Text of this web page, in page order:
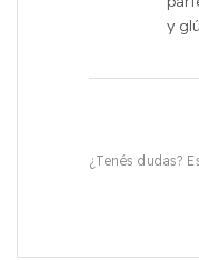
y
¿Tenés dudas?